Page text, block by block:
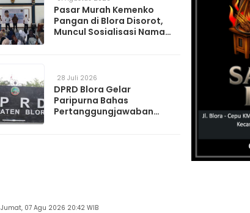
Pasar Murah Kemenko
Pangan di Blora Disorot,
Muncul Sosialisasi Nama
28 Juli 2026
DPRD Blora Gelar
Paripurna Bahas
Pertanggungjawaban
Jumat, 07 Agu 2026 20:42 WIB